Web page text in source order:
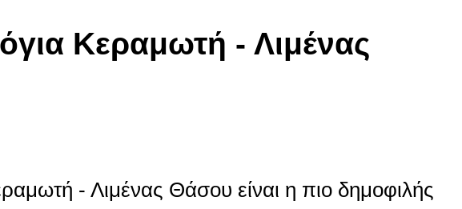
Κεραμωτή - Λιμένας
- Λιμένας Θάσου είναι η πιο δημοφιλής